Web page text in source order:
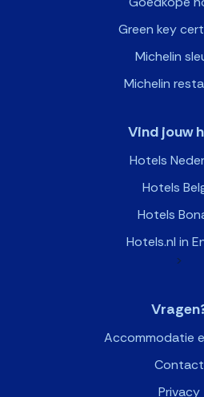
Green key
Michelin
Michelin
Vind jouw
Hotels
Hotels
Hotels
Hotels.nl in
>
Accommodatie
Contact
Privacy